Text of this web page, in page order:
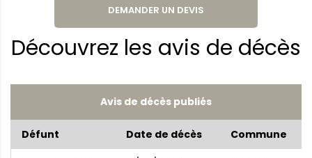
DEMANDER UN DEVIS
Découvrez les avis de décès
Avis de décès publiés
Défunt Date de décès Commune